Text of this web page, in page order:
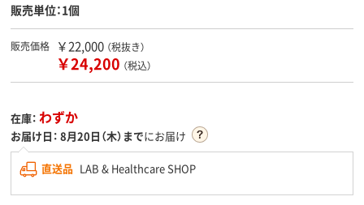
販売単位：1個
販売価格 ￥22,000 （税抜き）
￥24,200 （税込）
在庫： わずか
お届け日： 8月20日（木）までにお届け
直送品 LAB & Healthcare SHOP